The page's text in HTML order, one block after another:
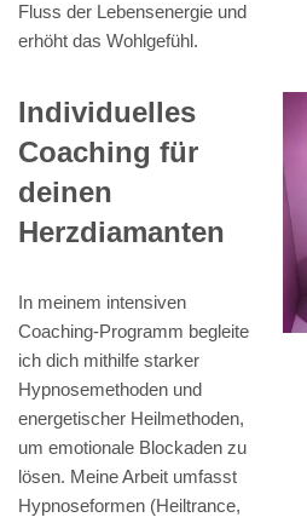
Fluss der Lebensenergie und
erhöht das Wohlgefühl.
Individuelles
Coaching für
deinen
Herzdiamanten
In meinem intensiven
Coaching-Programm begleite
ich dich mithilfe starker
Hypnosemethoden und
energetischer Heilmethoden,
um emotionale Blockaden zu
lösen. Meine Arbeit umfasst
Hypnoseformen (Heiltrance,